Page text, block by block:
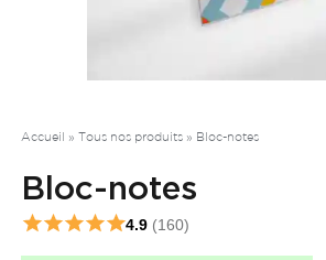
Accueil »Tous nos produits » Bloc-notes
Bloc-notes
4.9 (160)